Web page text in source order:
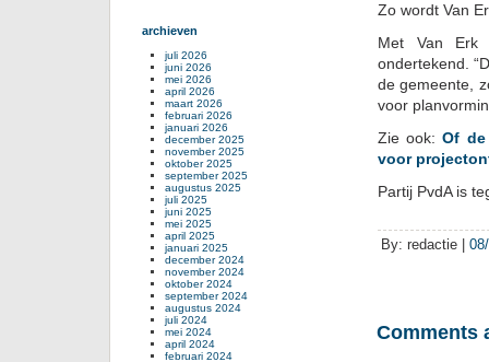
Zo wordt Van
Met Van Erk
ondertekend.
de gemeente,
voor
Zie ook:Of
voor
Partij PvdA is
By: redactie |
Comments
archieven
juli 2026
juni 2026
mei 2026
april 2026
maart 2026
februari 2026
januari 2026
december 2025
november 2025
oktober 2025
september 2025
augustus 2025
juli 2025
juni 2025
mei 2025
april 2025
januari 2025
december 2024
november 2024
oktober 2024
september 2024
augustus 2024
juli 2024
mei 2024
april 2024
februari 2024